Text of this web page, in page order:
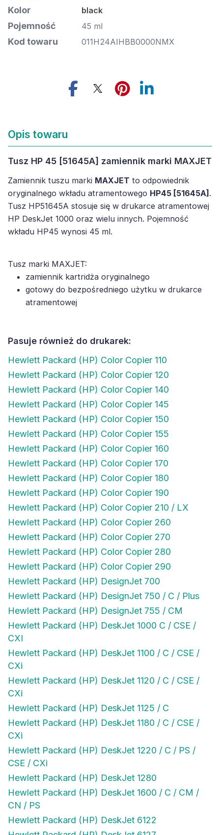
Kolor black
Pojemność 45 ml
Kod towaru 011H24AIHBB0000NMX
Opis towaru
Tusz HP 45 [51645A] zamiennik marki MAXJET
Zamiennik tuszu marki MAXJET to odpowiednik
oryginalnego wkładu atramentowego HP45 [51645A] .
Tusz HP51645A stosuje się w drukarce atramentowej
HP DeskJet 1000 oraz wielu innych. Pojemność
wkładu HP45 wynosi 45 ml.
Tusz marki MAXJET:
zamiennik kartridża oryginalnego
gotowy do bezpośredniego użytku w drukarce
atramentowej
Pasuje również do drukarek:
Hewlett Packard (HP) Color Copier 110
Hewlett Packard (HP) Color Copier 120
Hewlett Packard (HP) Color Copier 140
Hewlett Packard (HP) Color Copier 145
Hewlett Packard (HP) Color Copier 150
Hewlett Packard (HP) Color Copier 155
Hewlett Packard (HP) Color Copier 160
Hewlett Packard (HP) Color Copier 170
Hewlett Packard (HP) Color Copier 180
Hewlett Packard (HP) Color Copier 190
Hewlett Packard (HP) Color Copier 210 / LX
Hewlett Packard (HP) Color Copier 260
Hewlett Packard (HP) Color Copier 270
Hewlett Packard (HP) Color Copier 280
Hewlett Packard (HP) Color Copier 290
Hewlett Packard (HP) DesignJet 700
Hewlett Packard (HP) DesignJet 750 / C / Plus
Hewlett Packard (HP) DesignJet 755 / CM
Hewlett Packard (HP) DeskJet 1000 C / CSE /
CXI
Hewlett Packard (HP) DeskJet 1100 / C / CSE /
CXi
Hewlett Packard (HP) DeskJet 1120 / C / CSE /
CXi
Hewlett Packard (HP) DeskJet 1125 / C
Hewlett Packard (HP) DeskJet 1180 / C / CSE /
CXi
Hewlett Packard (HP) DeskJet 1220 / C / PS /
CSE / CXi
Hewlett Packard (HP) DeskJet 1280
Hewlett Packard (HP) DeskJet 1600 / C / CM /
CN / PS
Hewlett Packard (HP) DeskJet 6122